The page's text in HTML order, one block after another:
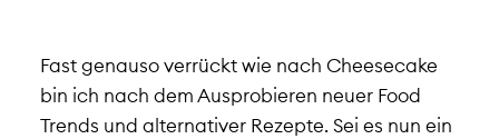
Fast genauso verrückt wie nach Cheesecake
bin ich nach dem Ausprobieren neuer Food
Trends und alternativer Rezepte. Sei es nun ein